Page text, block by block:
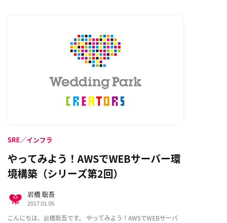
やってみよう！AWSでWEBサーバー環
境構築（シリーズ第2回）
こんにちは、岩橋聡吾です。 やってみよう！AWSでWEBサーバ
SRE／インフラ
岩橋 聡吾
2017.01.05